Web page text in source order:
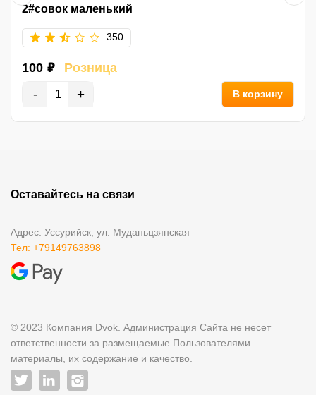
2#совок маленький
350
100 ₽ Розница
- + В корзину
Оставайтесь на связи
Адрес: Уссурийск, ул. Муданьцзянская
Тел: +79149763898
© 2023 Компания Dvok. Администрация Сайта не несет
ответственности за размещаемые Пользователями
материалы, их содержание и качество.